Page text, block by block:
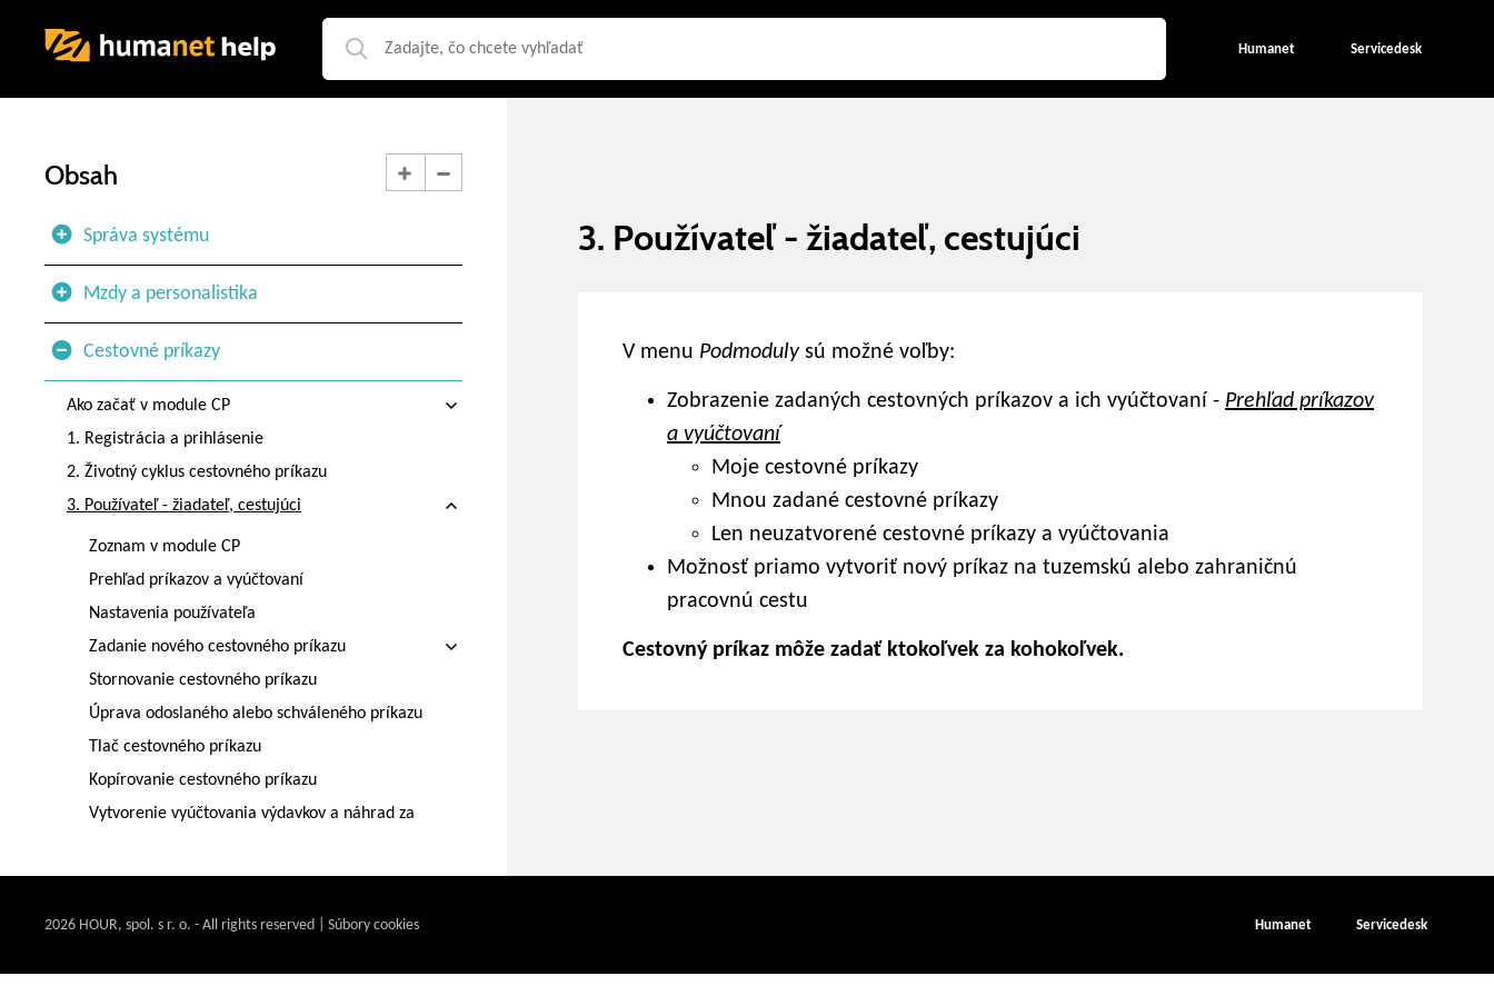
Humanet Servicedesk
Obsah
Správa systému
Mzdy a personalistika
Cestovné príkazy
Ako začať v module CP
1. Registrácia a prihlásenie
2. Životný cyklus cestovného príkazu
3. Používateľ - žiadateľ, cestujúci
Zoznam v module CP
Prehľad príkazov a vyúčtovaní
Nastavenia používateľa
Zadanie nového cestovného príkazu
Stornovanie cestovného príkazu
Úprava odoslaného alebo schváleného príkazu
Tlač cestovného príkazu
Kopírovanie cestovného príkazu
Vytvorenie vyúčtovania výdavkov a náhrad za
Vypĺňanie vyúčtovania cestovného príkazu
3. Používateľ - žiadateľ, cestujúci
V menu Podmodulysú možné voľby:
Zobrazenie zadaných cestovných príkazov a ich vyúčtovaní - Prehľad príkazov
a vyúčtovaní
Moje cestovné príkazy
Mnou zadané cestovné príkazy
Len neuzatvorené cestovné príkazy a vyúčtovania
Možnosť priamo vytvoriť nový príkaz na tuzemskú alebo zahraničnú
pracovnú cestu
Cestovný príkaz môže zadať ktokoľvek za kohokoľvek.
2026 HOUR, spol. s r. o. - All rights reserved | Súbory cookies Humanet Servicedesk